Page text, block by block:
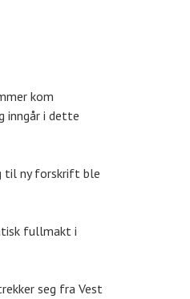
kom
inngår i dette
til ny forskrift ble
fullmakt i
seg fra Vest